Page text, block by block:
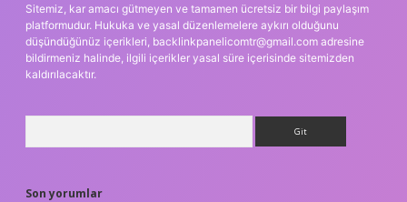
Sitemiz, kar amacı gütmeyen ve tamamen ücretsiz bir bilgi paylaşım
platformudur. Hukuka ve yasal düzenlemelere aykırı olduğunu
düşündüğünüz içerikleri, backlinkpanelicomtr@gmail.com adresine
bildirmeniz halinde, ilgili içerikler yasal süre içerisinde sitemizden
kaldırılacaktır.
Son yorumlar